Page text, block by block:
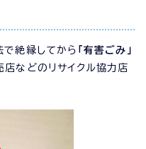
で絶縁してから 「有害ごみ」
店などのリサイクル協力店